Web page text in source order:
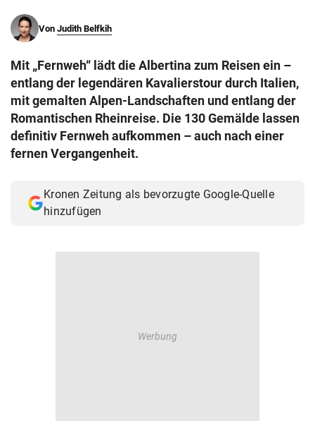
Von Judith Belfkih
Mit „Fernweh“ lädt die Albertina zum Reisen ein –
entlang der legendären Kavalierstour durch Italien,
mit gemalten Alpen-Landschaften und entlang der
Romantischen Rheinreise. Die 130 Gemälde lassen
definitiv Fernweh aufkommen – auch nach einer
fernen Vergangenheit.
Kronen Zeitung als bevorzugte Google-Quelle
hinzufügen